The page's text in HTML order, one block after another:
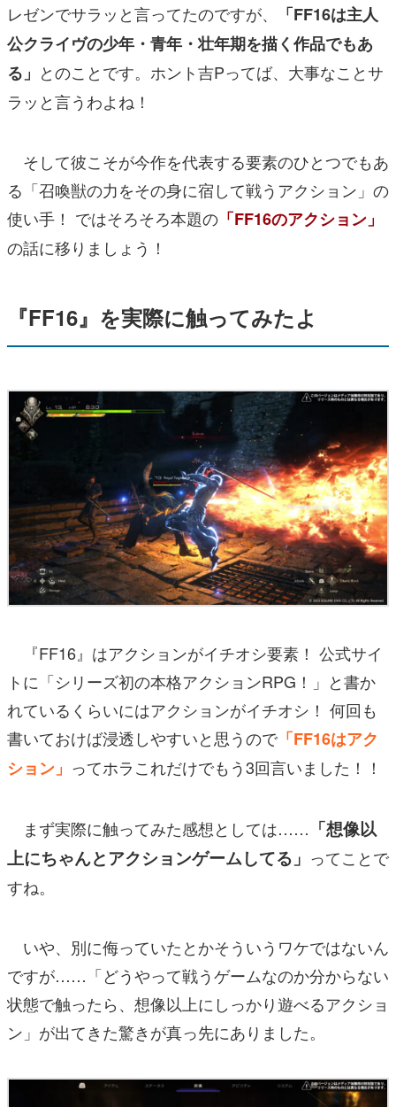
レゼンでサラッと言ってたのですが、
「FF16は主人
公クライヴの少年・青年・壮年期を描く作品でもあ
る」 とのことです。ホント吉Pってば、大事なことサ
ラッと言うわよね！
そして彼こそが今作を代表する要素のひとつでもあ
る「召喚獣の力をその身に宿して戦うアクション」の
使い手！ ではそろそろ本題の 「FF16のアクション」
の話に移りましょう！
『FF16』を実際に触ってみたよ
『FF16』はアクションがイチオシ要素！ 公式サイ
トに「シリーズ初の本格アクションRPG！」と書か
れているくらいにはアクションがイチオシ！ 何回も
書いておけば浸透しやすいと思うので「FF16はアク
ション」 ってホラこれだけでもう3回言いました！！
まず実際に触ってみた感想としては…… 「想像以
上にちゃんとアクションゲームしてる」 ってことで
すね。
いや、別に侮っていたとかそういうワケではないん
ですが……「どうやって戦うゲームなのか分からない
状態で触ったら、想像以上にしっかり遊べるアクショ
ン」が出てきた驚きが真っ先にありました。